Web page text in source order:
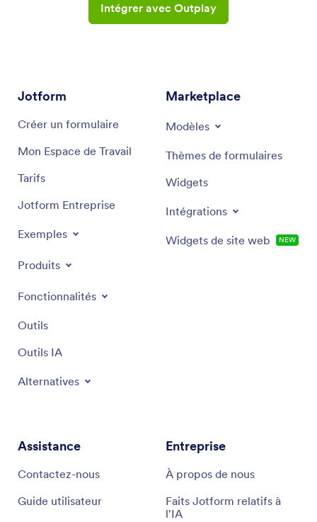
Intégrer avec Outplay
Jotform
Créer un formulaire
Mon Espace de Travail
Tarifs
Jotform Entreprise
Exemples
Produits
Fonctionnalités
Outils
Outils IA
Alternatives
Marketplace
Modèles
Thèmes de formulaires
Widgets
Intégrations
Widgets de site web NEW
Assistance
Contactez-nous
Guide utilisateur
Entreprise
À propos de nous
Faits Jotform relatifs à
l'IA